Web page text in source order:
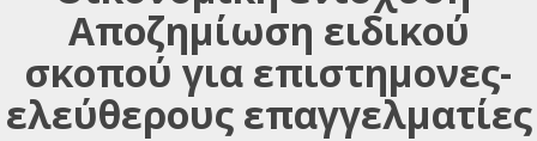
Αποζημίωση ειδικού
σκοπού για επιστημονες-
ελεύθερους επαγγελματίες